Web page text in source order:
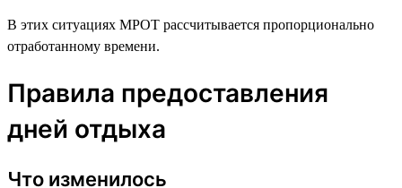
В этих ситуациях МРОТ рассчитывается пропорционально
отработанному времени.
Правила предоставления
дней отдыха
Что изменилось